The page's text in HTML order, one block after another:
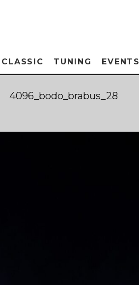
CLASSIC TUNING EVENTS
4096_bodo_brabus_28